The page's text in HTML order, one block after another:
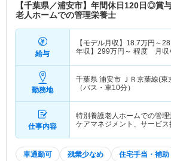
【千葉県／浦安市】年間休日120日◎賞
老人ホームでの管理栄養士
給与
【モデル月収】 18.7万円～
年収】 299万円～ 程度 月収
勤務地
千葉県 浦安市 ＪＲ京葉線(東
（バス・車10分）
仕事内容
特別養護老人ホームでの管
ケアマネジメント、サービ
車通勤可 残業少なめ 住宅手当・補助